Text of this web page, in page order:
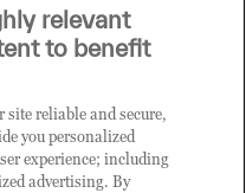
e desideri acquistare
sul blog?
SYNNEX
relevant
to benefit
site reliable and secure,
you personalized
experience; including
advertising. By